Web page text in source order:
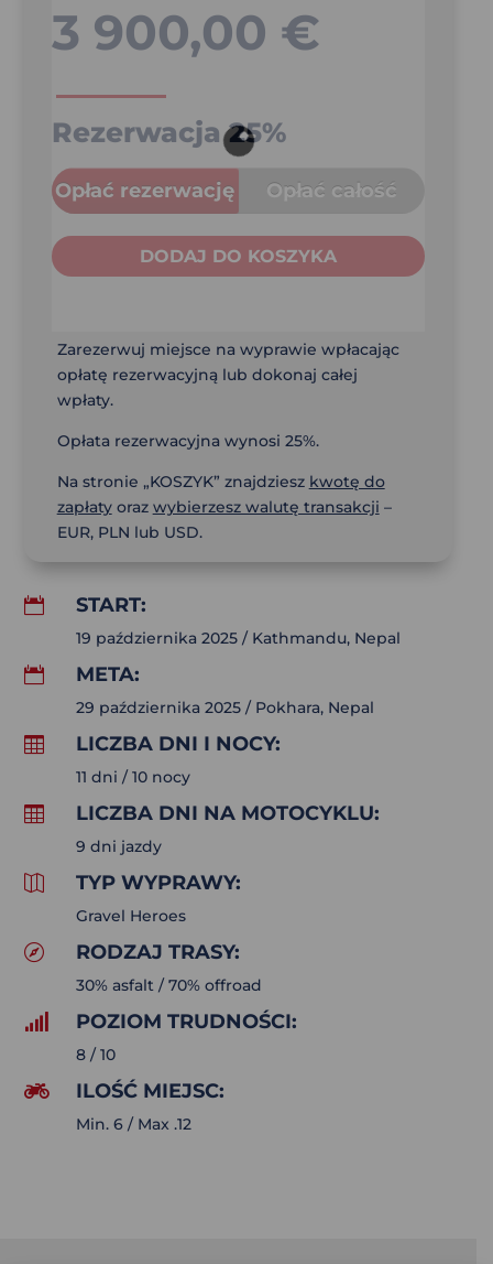
3 900,00 €
Rezerwacja25%
Opłać rezerwację Opłać całość
DODAJ DO KOSZYKA
Zarezerwuj miejsce na wyprawie wpłacając
opłatę rezerwacyjną lub dokonaj całej
wpłaty.
Opłata rezerwacyjna wynosi 25%.
Na stronie „KOSZYK” znajdziesz kwotę do
zapłatyoraz wybierzesz walutę transakcji –
EUR, PLN lub USD.
 START:
19 października 2025 / Kathmandu, Nepal

META:
29 października 2025 / Pokhara, Nepal

LICZBA DNI I NOCY:
11 dni / 10 nocy

LICZBA DNI NA MOTOCYKLU:
9 dni jazdy

TYP WYPRAWY:
Gravel Heroes

RODZAJ TRASY:
30% asfalt / 70% offroad

POZIOM TRUDNOŚCI:
8 / 10

ILOŚĆ MIEJSC:
Min. 6 / Max .12